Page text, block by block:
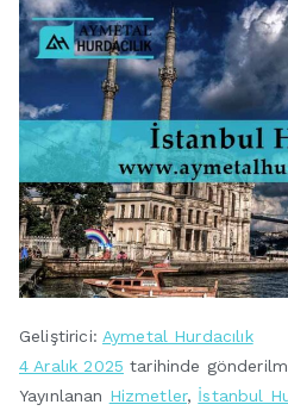
Geliştirici: Aymetal Hurdacılık
4 Aralık 2025 tarihinde
Yayınlanan Hizmetler, İstanbul